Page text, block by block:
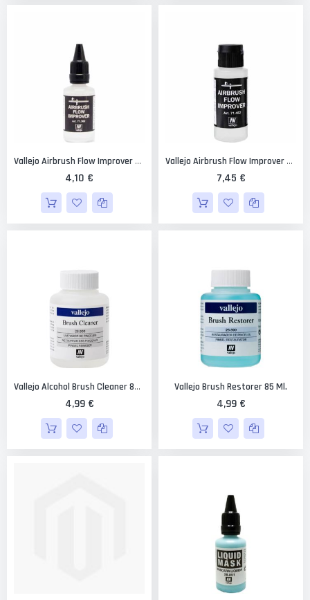
Vallejo Airbrush Flow Improver 32 Ml.
4,10 €
Vallejo Airbrush Flow Improver 60 Ml.
7,45 €
Vallejo Alcohol Brush Cleaner 85 Ml.
4,99 €
Vallejo Brush Restorer 85 Ml.
4,99 €